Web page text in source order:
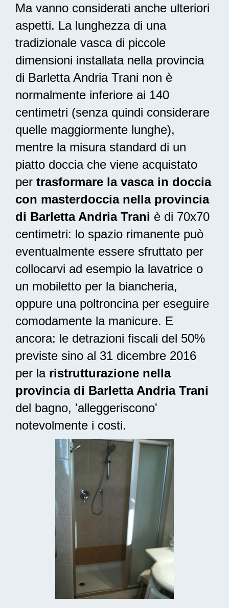
Ma vanno considerati anche ulteriori
aspetti. La lunghezza di una
tradizionale vasca di piccole
dimensioni installata nella provincia
di Barletta Andria Trani non è
normalmente inferiore ai 140
centimetri (senza quindi considerare
quelle maggiormente lunghe),
mentre la misura standard di un
piatto doccia che viene acquistato
per trasformare la vasca in doccia
con masterdoccia nella provincia
di Barletta Andria Trani è di 70x70
centimetri: lo spazio rimanente può
eventualmente essere sfruttato per
collocarvi ad esempio la lavatrice o
un mobiletto per la biancheria,
oppure una poltroncina per eseguire
comodamente la manicure. E
ancora: le detrazioni fiscali del 50%
previste sino al 31 dicembre 2016
per la ristrutturazione nella
provincia di Barletta Andria Trani
del bagno, 'alleggeriscono'
notevolmente i costi.